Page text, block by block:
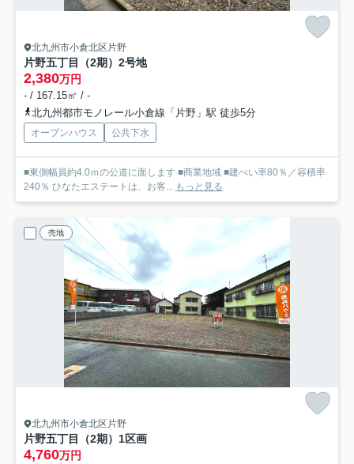
北九州市小倉北区片野
片野五丁目（2期） 2号地
2,380万円
- / 167.15㎡ / -
北九州都市モノレール小倉線「片野」駅 徒歩5分
オープンハウス 公共下水
■東側幅員約4.0ｍの公道に面します ■商業地域 ■建ぺい率80％／容積率
240％ ひなたエステートは、お客... もっと見る
売地
北九州市小倉北区片野
片野五丁目（2期） 1区画
4,760万円